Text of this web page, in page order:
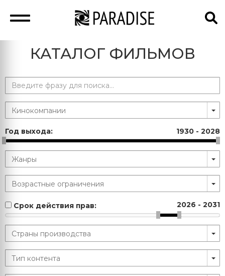
КАТАЛОГ ФИЛЬМОВ
Год выхода: 1930 - 2028
Срок действия прав: 2026 - 2031